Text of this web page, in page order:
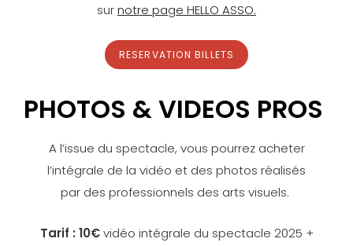
surnotre page HELLO ASSO.
RESERVATION BILLETS
PHOTOS & VIDEOS PROS
A l’issue du spectacle, vous pourrez acheter
l’intégrale de la vidéo et des photos réalisés
par des professionnels des arts visuels.
Tarif : 10€vidéo intégrale du spectacle 2025 +